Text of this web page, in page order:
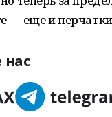
— еще и
нас